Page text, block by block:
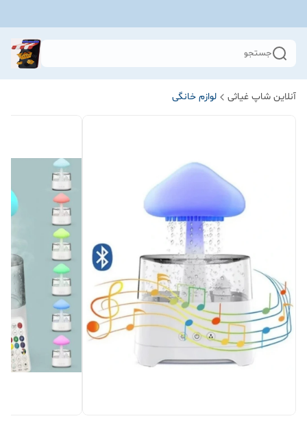
جستجو
آنلاین شاپ غیاثی لوازم خانگی